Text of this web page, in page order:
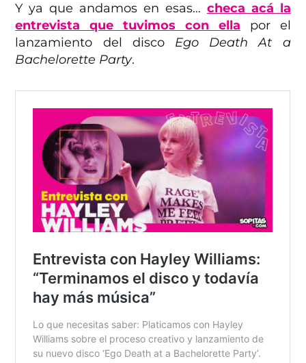
Y ya que andamos en esas… checa acá la
entrevista que tuvimos con ella por el
lanzamiento del disco Ego Death At a
Bachelorette Party.